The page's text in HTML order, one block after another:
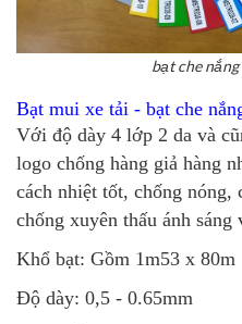
bạt che
Bạt mui xe tải - bạt che
Với độ dày 4 lớp 2 da và
logo chống hàng giả hàng
cách nhiệt tốt, chống
chống xuyên thấu ánh sáng
Khổ bạt: Gồm 1m53 x 80m
Độ dày: 0,5 - 0.65mm